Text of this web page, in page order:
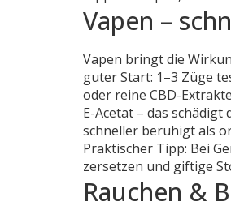
Vapen –
Vapen bringt die
guter Start: 1–3 Züge
oder reine CBD-
E-Acetat – das
schneller beruhigt als
Praktischer Tipp: Bei
zersetzen und giftige
Rauchen &